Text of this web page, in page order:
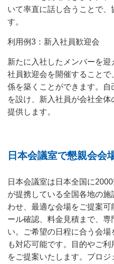
いて率直に話し合うことで、
す。
利用例3：新入社員歓迎会
新たに入社したメンバーを
社員歓迎会を開催すること
係を築くことができます。
を設け、新入社員が会社全
提供します。
日本会議室で懇親会会
日本会議室は日本全国に
が提携している全国各地の
わせ、最適な会場をご提案可
ール確認、料金見積まで、
い。ご希望の日程に合う会
も対応可能です。目的やご
をご提案いたします。プロ